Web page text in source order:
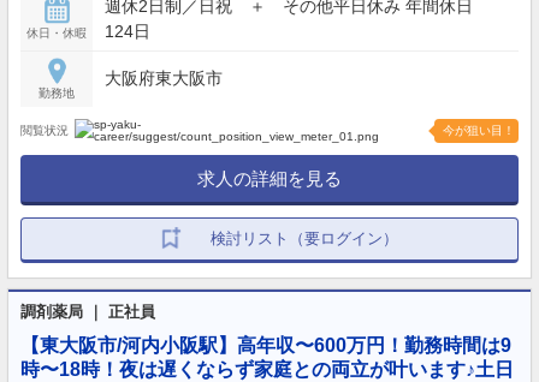
休日・休暇
週休2日制／日祝 ＋ その他平日休み 年間休日
124日
勤務地
大阪府東大阪市
閲覧状況 今が狙い目！
求人の詳細を見る
検討リスト（要ログイン）
調剤薬局 ｜ 正社員
【東大阪市/河内小阪駅】高年収〜600万円！勤務時間は9
時〜18時！夜は遅くならず家庭との両立が叶います♪土日